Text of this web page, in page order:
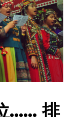
…… 排